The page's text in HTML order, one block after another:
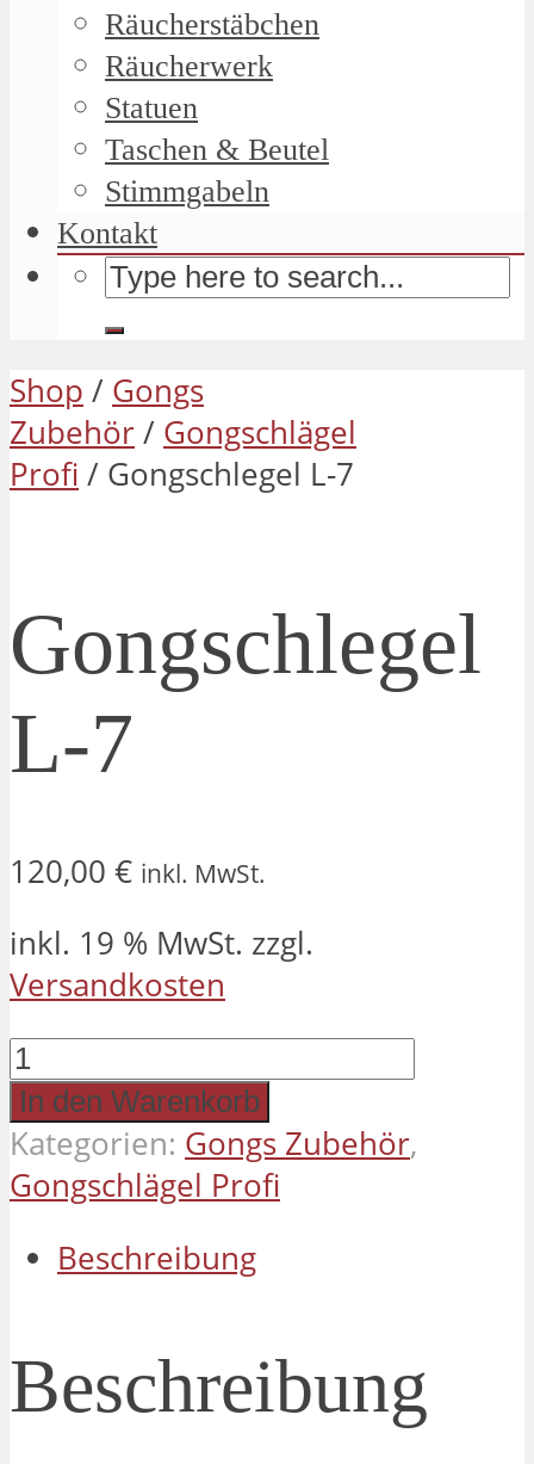
Räucherstäbchen
Räucherwerk
Statuen
Taschen & Beutel
Stimmgabeln
Kontakt
Shop / Gongs
Zubehör / Gongschlägel
Profi / Gongschlegel L-7
Gongschlegel
L-7
120,00 € inkl. MwSt.
inkl. 19 % MwSt. zzgl.
Versandkosten
Gongschlegel
L-
7
Menge
In den Warenkorb
Kategorien: Gongs Zubehör,
Gongschlägel Profi
Beschreibung
Beschreibung